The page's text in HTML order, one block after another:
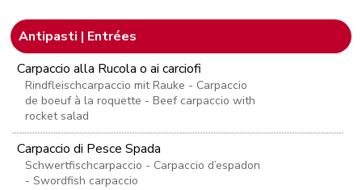
Antipasti | Entrées
Carpaccio alla Rucola o ai carciofi
Rindfleischcarpaccio mit Rauke - Carpaccio
de boeuf à la roquette - Beef carpaccio with
rocket salad
Carpaccio di Pesce Spada
Schwertfischcarpaccio - Carpaccio d’espadon
- Swordfish carpaccio